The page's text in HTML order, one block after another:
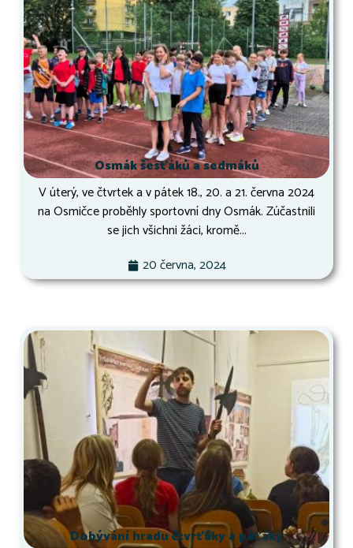
Osmák šesťáků a sedmáků
V úterý, ve čtvrtek a v pátek 18., 20. a 21. června 2024
na Osmičce proběhly sportovní dny Osmák. Zúčastnili
se jich všichni žáci, kromě...
20 června, 2024
Dobývání hradu čtvrťáky a páťáky